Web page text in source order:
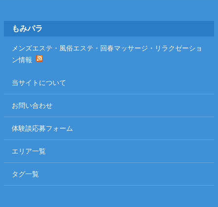
Footerもみパラ
メンズエステ・風俗エステ・回春マッサージ・リラクゼーショ
ン情報
当サイトについて
お問い合わせ
体験談応募フォーム
エリア一覧
タグ一覧